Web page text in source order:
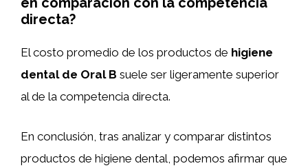
directa?
El costo promedio de los productos de higiene
dental de Oral B suele ser ligeramente superior
al de la competencia directa.
En conclusión, tras analizar y comparar distintos
productos de higiene dental, podemos afirmar que